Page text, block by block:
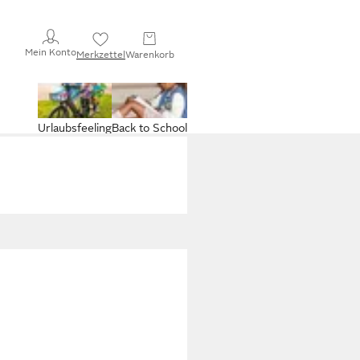
Mein KontoMerkzettelWarenkorb
Back to School
Urlaubsfeeling